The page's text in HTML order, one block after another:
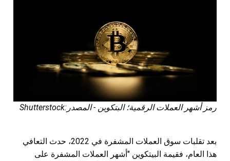
رمز أشهر العملات الرقمية؛ البتكوين - المصدر:Shutterstock
بعد تقلبات سوق العملات المشفرة في 2022، حدث التعافي
هذا العام، فقيمة البيتكوين "أشهر العملات المشفرة على